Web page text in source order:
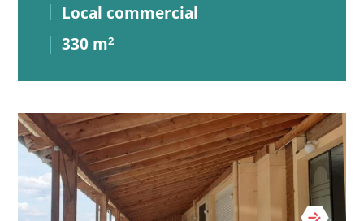
Local commercial
330 m2